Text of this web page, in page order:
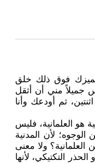
فوق ذلك خلق
جميلاً مني أن أثقل
ثم أودعك وأنا
هو العلمانية، فليس
لأن المدنية
ولا معنى
التكتيكي، لأنها